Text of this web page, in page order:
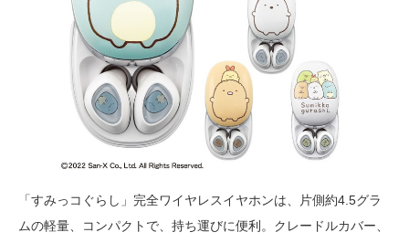
「すみっコぐらし」完全ワイヤレスイヤホンは、片側約4.5グラ
ムの軽量、コンパクトで、持ち運びに便利。クレードルカバー、